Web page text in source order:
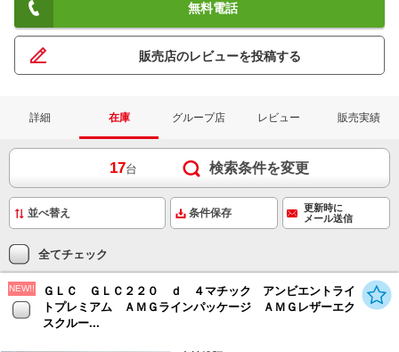
無料電話
販売店のレビューを投稿する
詳細 在庫 グループ店 レビュー 販売実績
17台 検索条件を変更
条件保存
更新時に
メール送信
全てチェック
NEW!!
ＧＬＣ ＧＬＣ２２０ ｄ ４マチック アンビエントライ
トプレミアム ＡＭＧラインパッケージ ＡＭＧレザーエク
スクルー...